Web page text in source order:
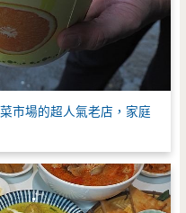
市場的超人氣老店，家庭